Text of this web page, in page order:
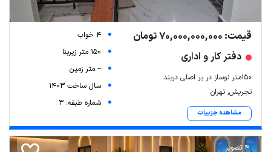
قیمت: 70,000,000,000 تومان
دفتر کار و اداری
۱۵۰متر نوساز در بر اصلی دربند
تجریش, تهران
مشاهده جزییات
4 خواب
150 متر زیربنا
-- متر زمین
سال ساخت 1403
شماره طبقه: 3
4 تصویر